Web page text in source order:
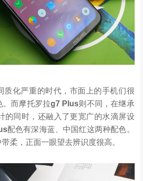
质化严重的时代，市面上的手机们很
。而摩托罗拉g7 Plus则不同，在继承
的同时，还融入了更宽广的水滴屏设
配色有深海蓝、中国红这两种配色。
柔，正面一眼望去辨识度很高。